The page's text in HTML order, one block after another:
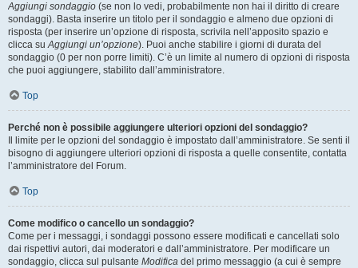
Aggiungi sondaggio (se non lo vedi, probabilmente non hai il diritto di creare
sondaggi). Basta inserire un titolo per il sondaggio e almeno due opzioni di
risposta (per inserire un’opzione di risposta, scrivila nell’apposito spazio e
clicca suAggiungi un’opzione). Puoi anche stabilire i giorni di durata del
sondaggio (0 per non porre limiti). C’è un limite al numero di opzioni di risposta
che puoi aggiungere, stabilito dall’amministratore.
Top
Perché non è possibile aggiungere ulteriori opzioni del sondaggio?
Il limite per le opzioni del sondaggio è impostato dall’amministratore. Se senti il
bisogno di aggiungere ulteriori opzioni di risposta a quelle consentite, contatta
l’amministratore del Forum.
Top
Come modifico o cancello un sondaggio?
Come per i messaggi, i sondaggi possono essere modificati e cancellati solo
dai rispettivi autori, dai moderatori e dall’amministratore. Per modificare un
sondaggio, clicca sul pulsante Modifica del primo messaggio (a cui è sempre